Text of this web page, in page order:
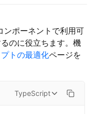
ンポーネントで利用可
のに役立ちます。機
トの最適化ページを
TypeScript